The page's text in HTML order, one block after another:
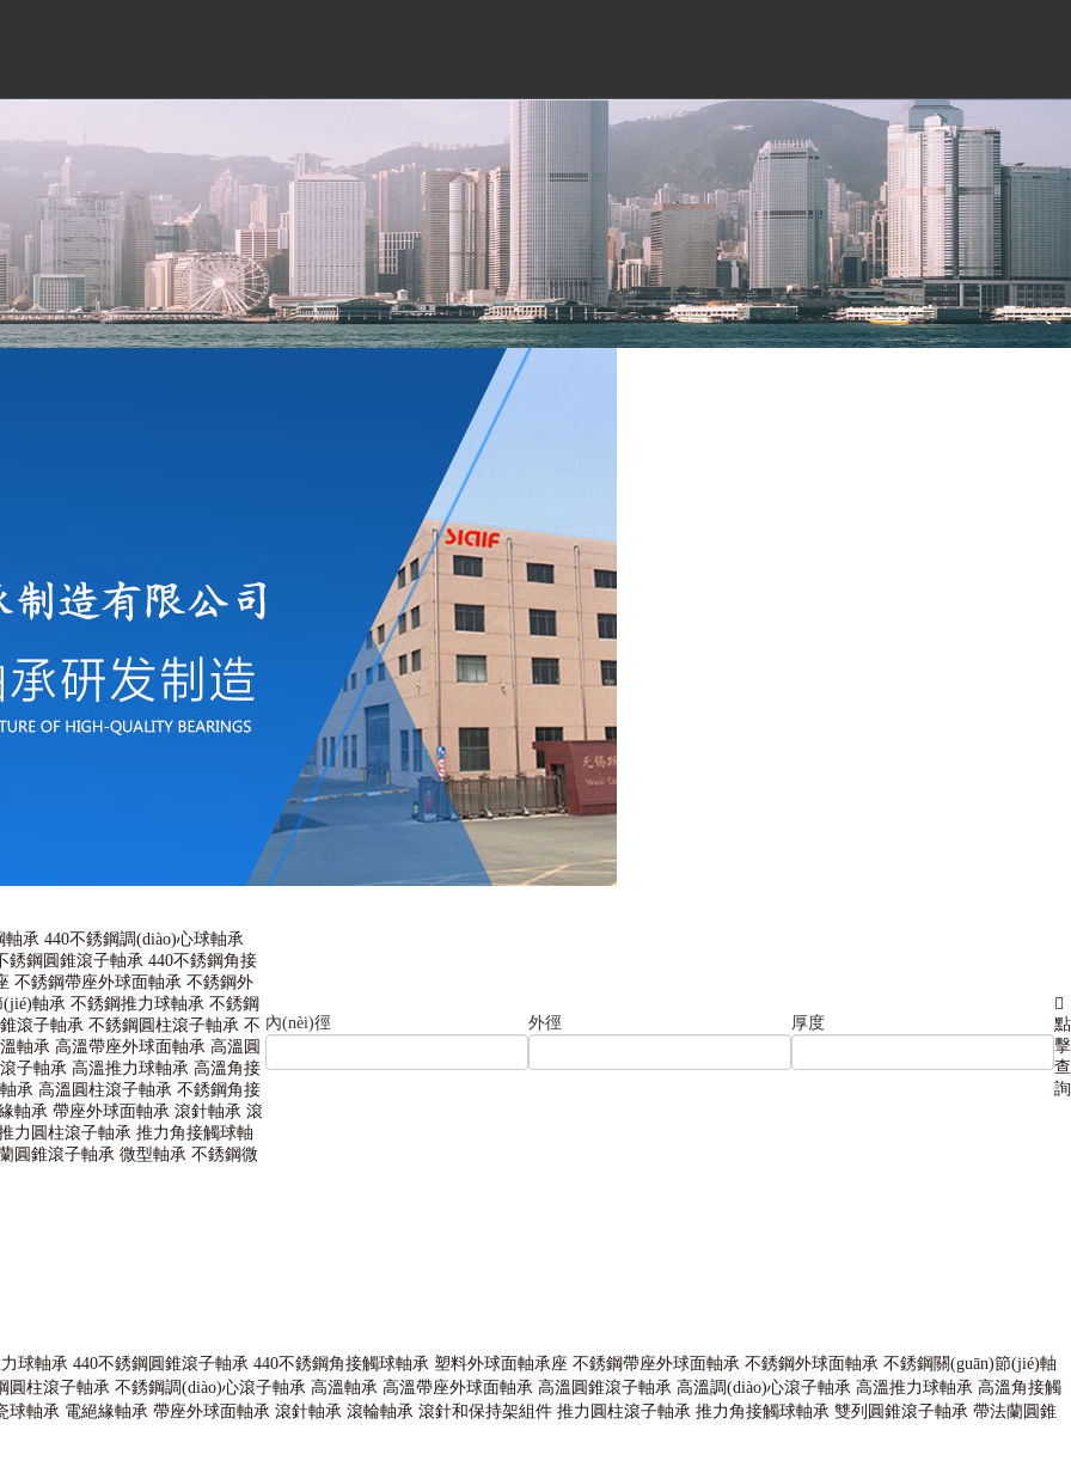
公司實景 軸承分類
軸承分類
技術(shù)支持
技術(shù)支持
新聞資訊
新聞資訊
聯(lián)系我們
軸承 440不銹鋼調(diào)心球軸承
銹鋼圓錐滾子軸承 440不銹鋼角接
不銹鋼帶座外球面軸承 不銹鋼外
(jié)軸承 不銹鋼推力球軸承 不銹鋼
滾子軸承 不銹鋼圓柱滾子軸承 不
軸承 高溫帶座外球面軸承 高溫圓
子軸承 高溫推力球軸承 高溫角接
承 高溫圓柱滾子軸承 不銹鋼角接
軸承 帶座外球面軸承 滾針軸承 滾
力圓柱滾子軸承 推力角接觸球軸
圓錐滾子軸承 微型軸承 不銹鋼微
內(nèi)徑 外徑 厚度
點
擊
查
詢
球軸承 440不銹鋼圓錐滾子軸承 440不銹鋼角接觸球軸承 塑料外球面軸承座 不銹鋼帶座外球面軸承 不銹鋼外球面軸承 不銹鋼關(guān)節(jié)軸
圓柱滾子軸承 不銹鋼調(diào)心滾子軸承 高溫軸承 高溫帶座外球面軸承 高溫圓錐滾子軸承 高溫調(diào)心滾子軸承 高溫推力球軸承 高溫角接觸
球軸承 電絕緣軸承 帶座外球面軸承 滾針軸承 滾輪軸承 滾針和保持架組件 推力圓柱滾子軸承 推力角接觸球軸承 雙列圓錐滾子軸承 帶法蘭圓錐